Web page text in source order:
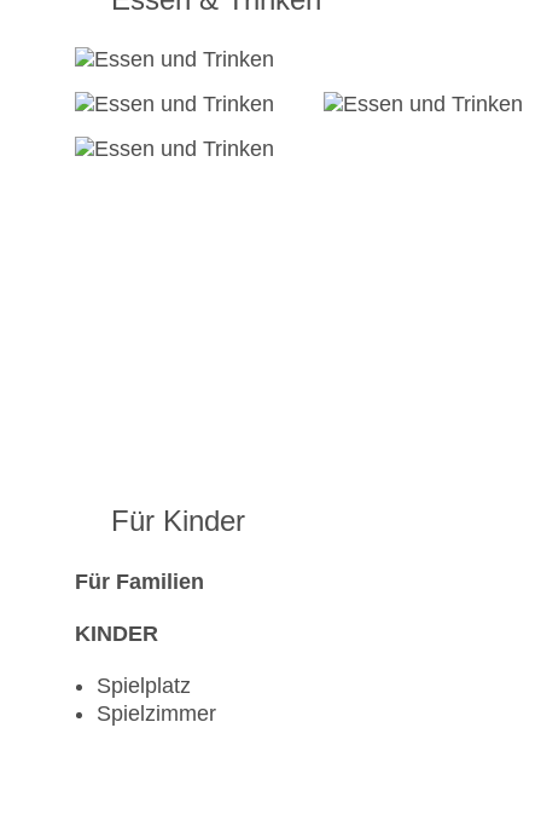
Für Kinder
Für Familien
KINDER
Spielplatz
Spielzimmer